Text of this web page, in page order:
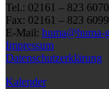
Tel.: 02161 – 823 6070
Fax: 02161 – 823 6099
E-Mail: huma@huma-
Impressum
Datenschutzerklärung
Kalender